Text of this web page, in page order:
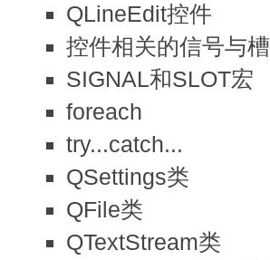
QLineEdit控件
控件相关的信号与槽
SIGNAL和SLOT宏
foreach
try...catch...
QSettings类
QFile类
QTextStream类